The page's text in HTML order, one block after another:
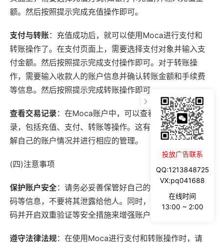
额。然后按照提示完成充值操作即可。
支付与转账：充值成功后，就可以使用Moca进行支付和
转账操作了。在支付页面上，需要选择支付对象并输入支
付金额。然后按照提示完成支付操作即可。对于转账操
作，需要输入收款人的账户信息并确认转账金额和手续费
等信息。然后按照提示完成转账操作即可。
查看交易记录 ：在Moca账户中，可以查看所有的交易记
录，包括充值、支付、转账等操作。这有助于用户随时了
解自己的账户情况并进行相应的管理。
(四)注意事项
保护账户安全：请务必妥善保管好自己的账户密码和验证
码等信息，不要将其泄露给他人。同时，建议定期更换密
码并开启双重验证等安全措施来增强账户的安全性。
遵守法律法规：在使用Moca进行支付和转账操作时，请
投放广告联系
QQ:1213848725
VX:pq041688
在线时间
13:00 ~ 2:00